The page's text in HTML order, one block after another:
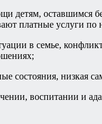
детям, оставшимся
платные услуги по
в семье,
состояния, низкая
воспитании и